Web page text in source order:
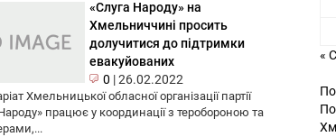
«Слуга Народу» на
Хмельниччині просить
долучитися до підтримки
евакуйованих
0 |26.02.2022
Хмельницької обласної організації партії
працює у координації з теробороною та
«